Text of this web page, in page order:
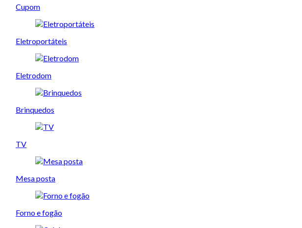
Cupom
Eletroportáteis
Eletrodom
Brinquedos
TV
Mesa posta
Forno e fogão